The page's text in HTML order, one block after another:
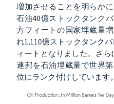
増加させることを明らか
石油40億ストックタンク
方フィートの国家埋蔵量
れ1,110億ストックタンク
ィートとなりました。さ
連邦を石油埋蔵量で世界
位にランク付けしています。